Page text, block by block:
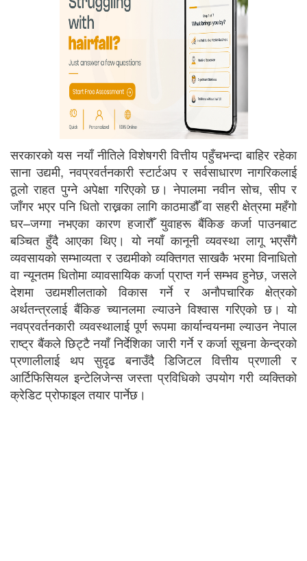
सरकारको यस नयाँ नीतिले विशेषगरी वित्तीय पहुँचभन्दा बाहिर रहेका
साना उद्यमी, नवप्रवर्तनकारी स्टार्टअप र सर्वसाधारण नागरिकलाई
ठूलो राहत पुग्ने अपेक्षा गरिएको छ। नेपालमा नवीन सोच, सीप र
जाँगर भएर पनि धितो राख्नका लागि काठमाडौँ वा सहरी क्षेत्रमा महँगो
घर–जग्गा नभएका कारण हजारौँ युवाहरू बैंकिङ कर्जा पाउनबाट
बञ्चित हुँदै आएका थिए। यो नयाँ कानूनी व्यवस्था लागू भएसँगै
व्यवसायको सम्भाव्यता र उद्यमीको व्यक्तिगत साखकै भरमा विनाधितो
वा न्यूनतम धितोमा व्यावसायिक कर्जा प्राप्त गर्न सम्भव हुनेछ, जसले
देशमा उद्यमशीलताको विकास गर्ने र अनौपचारिक क्षेत्रको
अर्थतन्त्रलाई बैंकिङ च्यानलमा ल्याउने विश्वास गरिएको छ। यो
नवप्रवर्तनकारी व्यवस्थालाई पूर्ण रूपमा कार्यान्वयनमा ल्याउन नेपाल
राष्ट्र बैंकले छिट्टै नयाँ निर्देशिका जारी गर्ने र कर्जा सूचना केन्द्रको
प्रणालीलाई थप सुदृढ बनाउँदै डिजिटल वित्तीय प्रणाली र
आर्टिफिसियल इन्टेलिजेन्स जस्ता प्रविधिको उपयोग गरी व्यक्तिको
क्रेडिट प्रोफाइल तयार पार्नेछ।